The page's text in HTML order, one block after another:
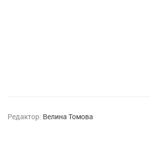
Редактор: Велина Томова